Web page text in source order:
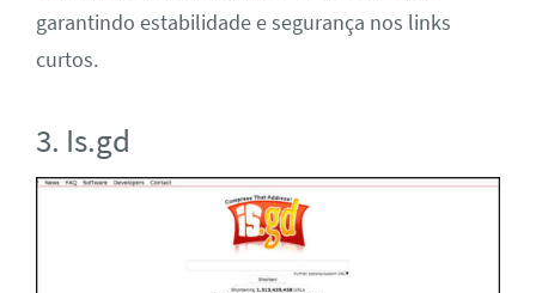
garantindo estabilidade e segurança nos links
curtos.
3. Is.gd